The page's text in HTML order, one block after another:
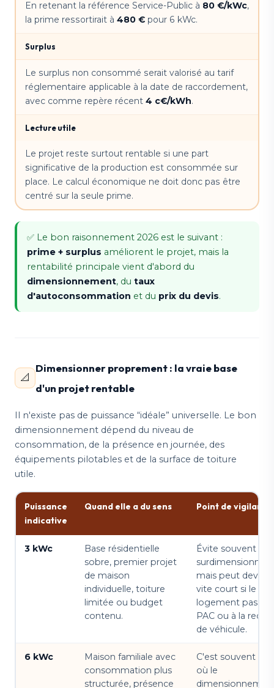
En retenant la référence Service-Public à 80 €/kWc,
la prime ressortirait à 480 €pour 6 kWc.
Surplus
Le surplus non consommé serait valorisé au tarif
réglementaire applicable à la date de raccordement,
avec comme repère récent 4 c€/kWh.
Lecture utile
Le projet reste surtout rentable si une part
significative de la production est consommée sur
place. Le calcul économique ne doit donc pas être
centré sur la seule prime.
✅ Le bon raisonnement 2026 est le suivant :
prime + surplus améliorent le projet, mais la
rentabilité principale vient d'abord du
dimensionnement, du taux
d'autoconsommation et du prix du devis.
📐
Dimensionner proprement : la vraie base
d'un projet rentable
Il n'existe pas de puissance “idéale” universelle. Le bon
dimensionnement dépend du niveau de
consommation, de la présence en journée, des
équipements pilotables et de la surface de toiture
utile.
Puissance
indicative
Quand elle a du sens Point de vigilance
3 kWc
Base résidentielle
sobre, premier projet
de maison
individuelle, toiture
limitée ou budget
contenu.
Évite souvent le
mais peut devenir
vite court si le
logement passe
PAC ou à la
de véhicule.
6 kWc
Maison familiale avec
consommation plus
structurée, présence
C'est souvent la
où le